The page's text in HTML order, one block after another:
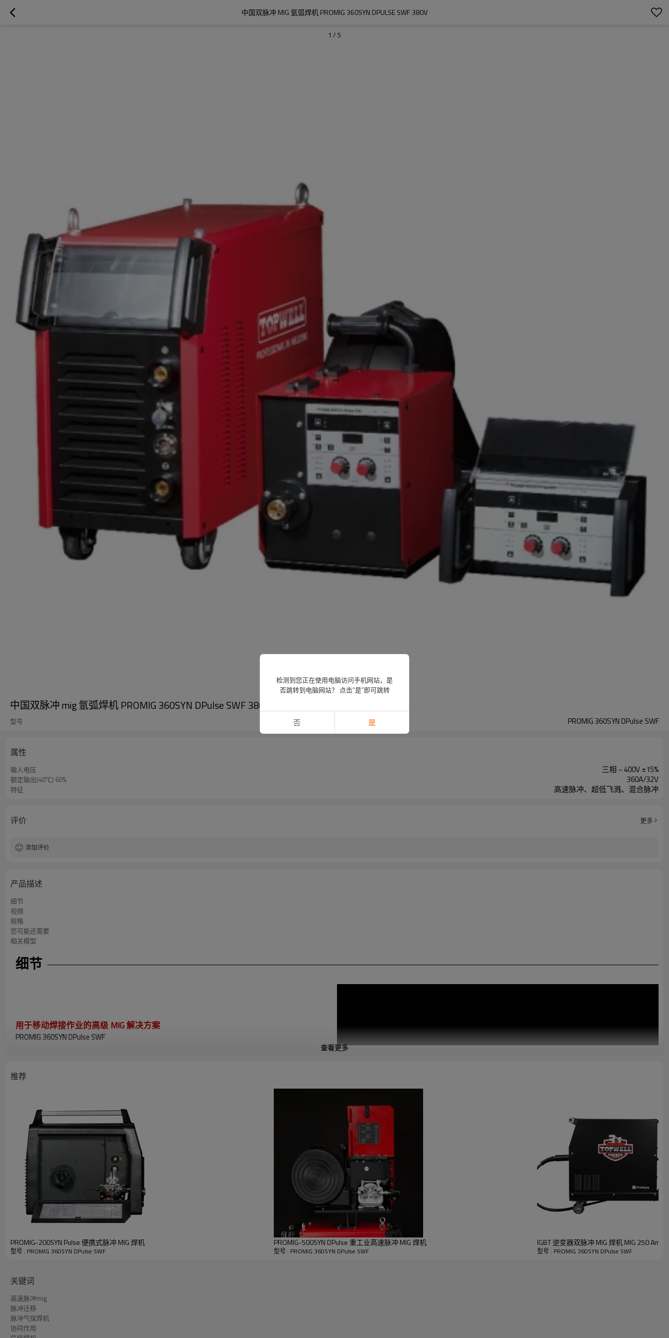
中国双脉冲 MIG 氩弧焊机 PROMIG 360SYN DPULSE SWF 380V
1 / 5
中国双脉冲 mig 氩弧焊机 PROMIG 360SYN DPulse SWF 380V
型号 PROMIG 360SYN DPulse SWF
属性
输入电压 三相 ~ 400V ±15%
额定输出(40℃) 60% 360A/32V
特征 高速脉冲、超低飞溅、混合脉冲
评价 更多
添加评价
产品描述
细节
视频
规格
您可能还需要
相关模型
细节
用于移动焊接作业的高级 MIG 解决方案
PROMIG 360SYN DPulse SWF
高速脉冲 MIG (HSP) -
RJ485 等）的机器人接口的可选包。
-专为要求苛刻的车间使用而设计，
适用于各种材料，无论是用于制造厚材料还是钣金。
-一般来说，一个脉冲熔化一个熔滴，但是我们通过TOPWELL的新型高速脉冲工艺增加了这些熔滴的提交。过渡将更快，HAZ区更窄，熔深更深！
获得更好的焊缝
更少的热输入、更少的飞溅、更少的返工。
查看更多
推荐
PROMIG-200SYN Pulse 便携式脉冲 MIG 焊机
型号 : PROMIG 360SYN DPulse SWF
PROMIG-500SYN DPulse 重工业高速脉冲 MIG 焊机
型号 : PROMIG 360SYN DPulse SWF
IGBT 逆变器双脉冲 MIG 焊机 MIG 250 Amp
型号 : PROMIG 360SYN DPulse SWF
关键词
高速脉冲mig
脉冲迁移
脉冲气保焊机
协同作用
检测到您正在使用电脑访问手机网站，是
否跳转到电脑网站？ 点击“是”即可跳转
否 是